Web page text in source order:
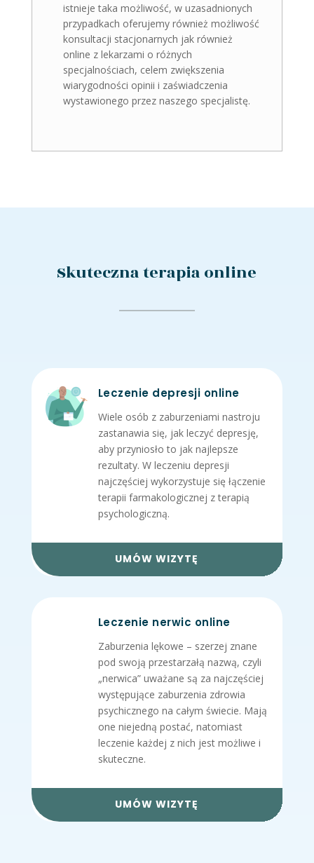
istnieje taka możliwość, w uzasadnionych
przypadkach oferujemy również możliwość
konsultacji stacjonarnych jak również
online z lekarzami o różnych
specjalnościach, celem zwiększenia
wiarygodności opinii i zaświadczenia
wystawionego przez naszego specjalistę.
Skuteczna terapia online
Leczenie depresji online
Wiele osób z zaburzeniami nastroju
zastanawia się, jak leczyć depresję,
aby przyniosło to jak najlepsze
rezultaty. W leczeniu depresji
najczęściej wykorzystuje się łączenie
terapii farmakologicznej z terapią
psychologiczną.
UMÓW WIZYTĘ
Leczenie nerwic online
Zaburzenia lękowe – szerzej znane
pod swoją przestarzałą nazwą, czyli
„nerwica” uważane są za najczęściej
występujące zaburzenia zdrowia
psychicznego na całym świecie. Mają
one niejedną postać, natomiast
leczenie każdej z nich jest możliwe i
skuteczne.
UMÓW WIZYTĘ